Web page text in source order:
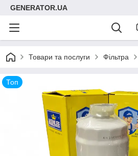
GENERATOR.UA
Товари та послуги Фільтра
Топ